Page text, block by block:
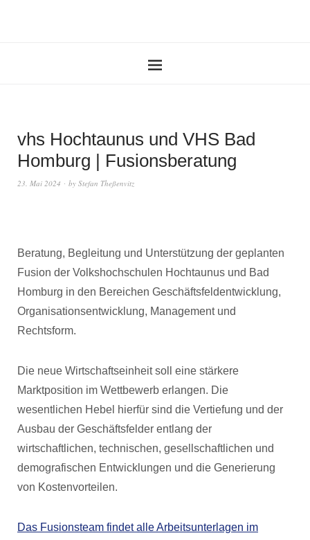
vhs Hochtaunus und VHS Bad
Homburg | Fusionsberatung
23. Mai 2024 by Stefan Theßenvitz
Beratung, Begleitung und Unterstützung der geplanten
Fusion der Volkshochschulen Hochtaunus und Bad
Homburg in den Bereichen Geschäftsfeldentwicklung,
Organisationsentwicklung, Management und
Rechtsform.
Die neue Wirtschaftseinheit soll eine stärkere
Marktposition im Wettbewerb erlangen. Die
wesentlichen Hebel hierfür sind die Vertiefung und der
Ausbau der Geschäftsfelder entlang der
wirtschaftlichen, technischen, gesellschaftlichen und
demografischen Entwicklungen und die Generierung
von Kostenvorteilen.
Das Fusionsteam findet alle Arbeitsunterlagen im